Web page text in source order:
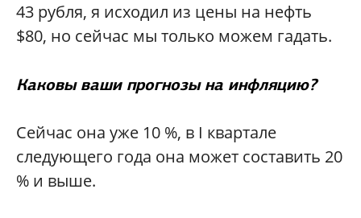
43 рубля, я исходил из цены на нефть
$80, но сейчас мы только можем гадать.
Каковы ваши прогнозы на инфляцию?
Сейчас она уже 10 %, в I квартале
следующего года она может составить 20
% и выше.